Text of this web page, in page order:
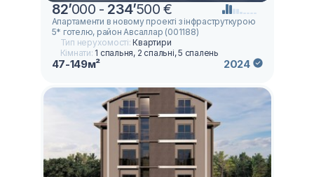
82’000 - 234’500 €
Апартаменти в новому проекті з інфраструткурою
5* готелю, район Авсаллар (001188)
Тип нерухомості:Квартири
Кімнати: 1 спальня, 2 спальні, 5 спалень
47-149м² 2024